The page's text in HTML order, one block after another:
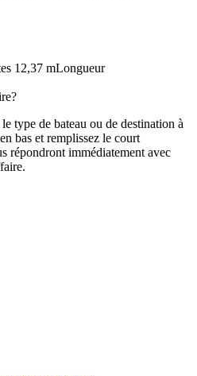
12,37 mLongueur
type de bateau ou de destination à
bas et remplissez le court
répondront immédiatement avec